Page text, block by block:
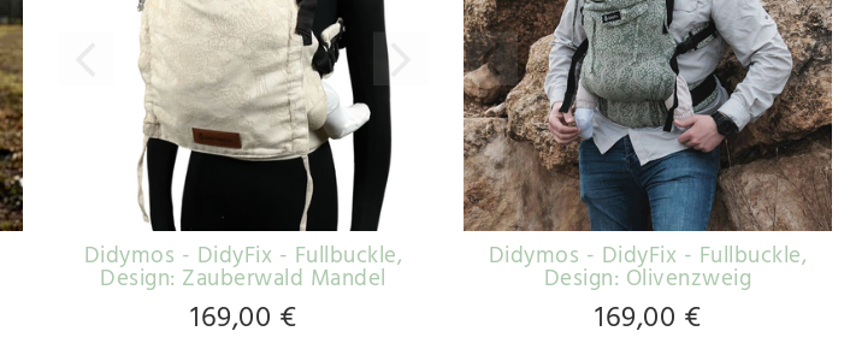
Didymos - DidyFix - Fullbuckle,
Design: Zauberwald Mandel
169,00 €
Didymos - DidyFix - Fullbuckle,
Design: Olivenzweig
169,00 €